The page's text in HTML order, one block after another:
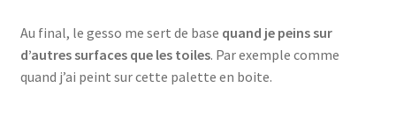
Au final, le gesso me sert de base quand je peins sur
d’autres surfaces que les toiles. Par exemple comme
quand j’ai peint sur cette palette en boite.